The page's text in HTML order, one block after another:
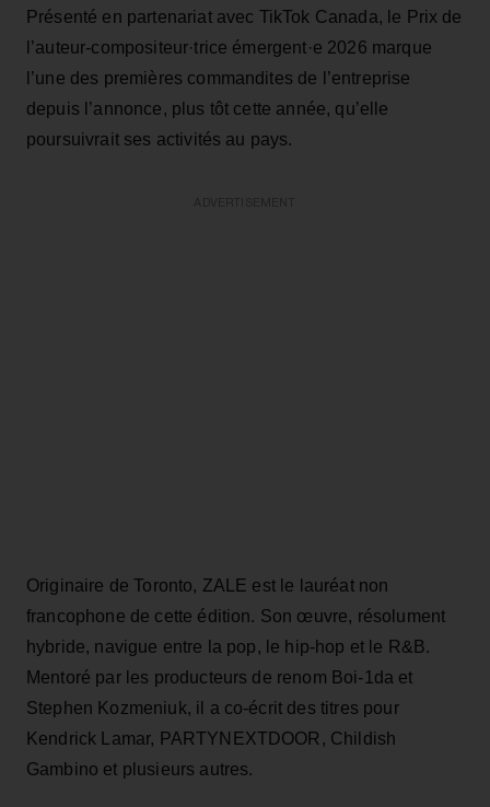
Présenté en partenariat avec TikTok Canada, le Prix de
l’auteur‑compositeur·trice émergent·e 2026 marque
l’une des premières commandites de l’entreprise
depuis l’annonce, plus tôt cette année, qu’elle
poursuivrait ses activités au pays.
Originaire de Toronto, ZALE est le lauréat non
francophone de cette édition. Son œuvre, résolument
hybride, navigue entre la pop, le hip‑hop et le R&B.
Mentoré par les producteurs de renom Boi‑1da et
Stephen Kozmeniuk, il a co‑écrit des titres pour
Kendrick Lamar, PARTYNEXTDOOR, Childish
Gambino et plusieurs autres.